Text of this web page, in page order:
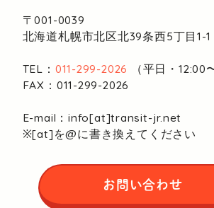
〒001-0039
北海道札幌市北区北39条西5丁目1-1
TEL： 011-299-2026
（平日・12:00
FAX：011-299-2026
E-mail：info[at]transit-jr.net
※[at]を@に書き換えてください
お問い合わせ